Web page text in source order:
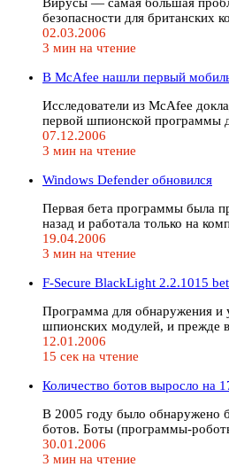
безопасности для британских
02.03.2006
3 мин на чтение
В McAfee нашли первый
Исследователи из McAfee
первой шпионской программы
07.12.2006
3 мин на чтение
Windows Defender обновился
Первая бета программы была
назад и работала только на
19.04.2006
3 мин на чтение
F-Secure BlackLight 2.2.1015
Программа для обнаружения и
шпионских модулей, и прежде
12.01.2006
15 сек на чтение
Количество ботов выросло на
В 2005 году было обнаружено
ботов. Боты (программы-
30.01.2006
3 мин на чтение